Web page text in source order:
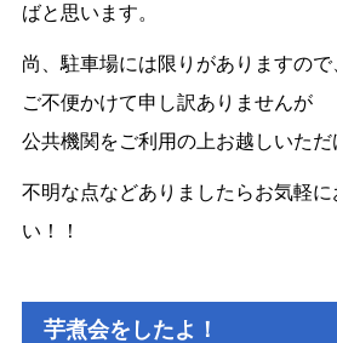
ばと思います。
尚、駐車場には限りがありますので
ご不便かけて申し訳ありませんが
公共機関をご利用の上お越しいただ
不明な点などありましたらお気軽
い！！
芋煮会をしたよ！